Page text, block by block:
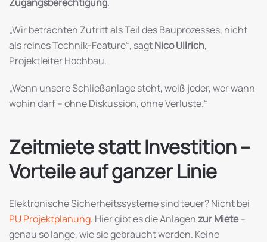
„Wir betrachten Zutritt als Teil des Bauprozesses, nicht
als reines Technik-Feature“, sagtNico Ullrich,
Projektleiter Hochbau.
„Wenn unsere Schließanlage steht, weiß jeder, wer wann
wohin darf – ohne Diskussion, ohne Verluste.“
Zeitmiete statt Investition –
Vorteile auf ganzer Linie
Elektronische Sicherheitssysteme sind teuer? Nicht bei
PU Projektplanung. Hier gibt es die Anlagenzur Miete–
genau so lange, wie sie gebraucht werden. Keine